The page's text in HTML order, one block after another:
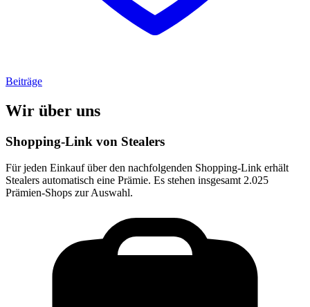
Beiträge
Wir über uns
Shopping-Link von Stealers
Für jeden Einkauf über den nachfolgenden Shopping-Link erhält
Stealers automatisch eine Prämie. Es stehen insgesamt 2.025
Prämien-Shops zur Auswahl.